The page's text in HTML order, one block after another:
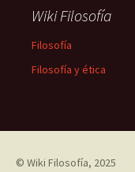
Wiki Filosofía
Filosofía
Filosofía y ética
© Wiki Filosofía, 2025